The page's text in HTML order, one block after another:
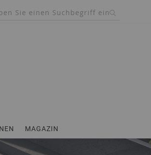
MAGAZIN